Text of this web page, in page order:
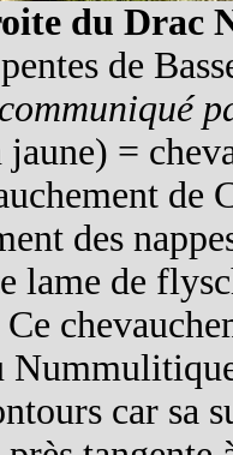
du Drac
de
communiqué
jaune) =
de
des
lame de
car sa